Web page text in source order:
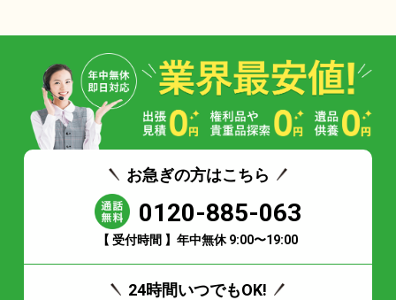
お急ぎの方はこちら
0120-885-063
【 受付時間 】年中無休 9:00〜19:00
24時間いつでもOK!